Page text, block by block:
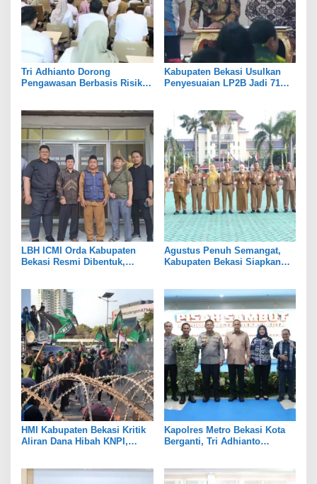
Tri Adhianto Dorong
Pengawasan Berbasis Risiko,
Kabupaten Bekasi Usulkan
Penyesuaian LP2B Jadi 71
LBH ICMI Orda Kabupaten
Bekasi Resmi Dibentuk,
Agustus Penuh Semangat,
Kabupaten Bekasi Siapkan
HMI Kabupaten Bekasi Kritik
Aliran Dana Hibah KNPI,
Kapolres Metro Bekasi Kota
Berganti, Tri Adhianto